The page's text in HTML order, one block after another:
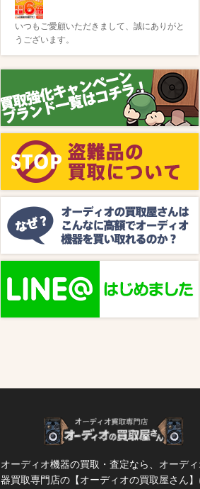
いつもご愛顧いただきまして、誠にありがと
うございます。
2025/08/01新着情報
【8月キャンペーン】ご紹介
いつもご愛顧いただきまして、誠にありがと
うございます。
2024/10/04新着情報
【ラジオ番組放送のお知らせ】
この度、全国コミュニティFM番組配信サー
ビス『MUSIC BIRD』様より、ラジオ番組
『オーディオの買取屋さん presents ジャズ
SPタイム』が放送されます。 かつての人気
番組が ...
オーディオ機器の買取・査定なら、オーデ
器買取専門店の【オーディオの買取屋さん】